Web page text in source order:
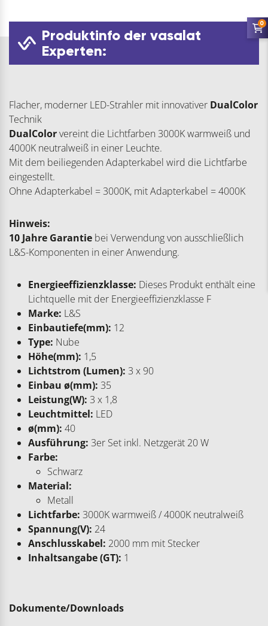
Produktinfo der vasalat
Experten:
Flacher, moderner LED-Strahler mit innovativer DualColor
Technik
DualColorvereint die Lichtfarben 3000K warmweiß und
4000K neutralweiß in einer Leuchte.
Mit dem beiliegenden Adapterkabel wird die Lichtfarbe
eingestellt.
Ohne Adapterkabel = 3000K, mit Adapterkabel = 4000K
Hinweis:
10 Jahre Garantie bei Verwendung von ausschließlich
L&S-Komponenten in einer Anwendung.
Energieeffizienzklasse: Dieses Produkt enthält eine
Lichtquelle mit der Energieeffizienzklasse F
Marke: L&S
Einbautiefe(mm): 12
Type: Nube
Höhe(mm): 1,5
Lichtstrom (Lumen): 3 x 90
Einbau ø(mm): 35
Leistung(W): 3 x 1,8
Leuchtmittel: LED
ø(mm): 40
Ausführung: 3er Set inkl. Netzgerät 20 W
Farbe:
Schwarz
Material:
Metall
Lichtfarbe: 3000K warmweiß / 4000K neutralweiß
Spannung(V): 24
Anschlusskabel: 2000 mm mit Stecker
Inhaltsangabe (GT): 1
Dokumente/Downloads
0